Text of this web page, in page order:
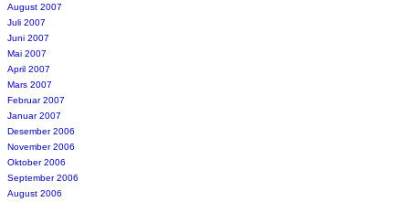
August 2007
Juli 2007
Juni 2007
Mai 2007
April 2007
Mars 2007
Februar 2007
Januar 2007
Desember 2006
November 2006
Oktober 2006
September 2006
August 2006